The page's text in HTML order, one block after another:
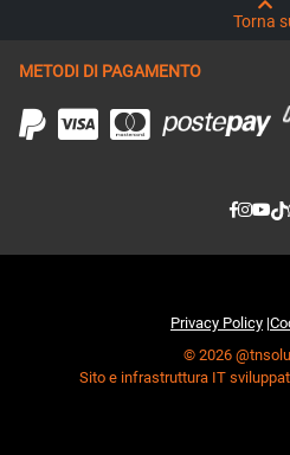
Torna
METODI DI PAGAMENTO
Privacy Policy |
© 2026
Sito e infrastruttura IT